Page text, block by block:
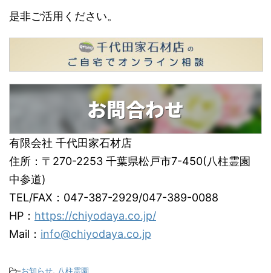
是非ご活用ください。
お問合わせ
有限会社 千代田家石材店
住所：〒270-2253 千葉県松戸市7-450(八柱霊園
中参道)
TEL/FAX：047-387-2929/047-389-0088
HP： https://chiyodaya.co.jp/
Mail： info@chiyodaya.co.jp
-お知らせ, 八柱霊園